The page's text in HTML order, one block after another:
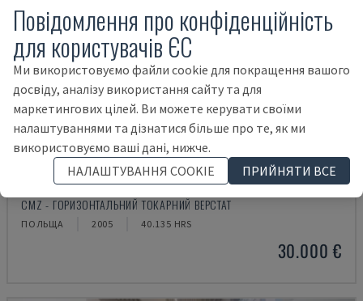
TBI-520
CMZ - ГОРИЗОНТАЛЬНИЙ ТОКАРНИЙ ВЕРСТАТ
ПОЛЬЩА 2005 40.135 HRS
30.000 €
Повідомлення про конфіденційність
для користувачів ЄС
Ми використовуємо файли cookie для покращення вашого
досвіду, аналізу використання сайту та для
маркетингових цілей. Ви можете керувати своїми
налаштуваннями та дізнатися більше про те, як ми
використовуємо ваші дані, нижче.
НАЛАШТУВАННЯ COOKIE
ПРИЙНЯТИ ВСЕ